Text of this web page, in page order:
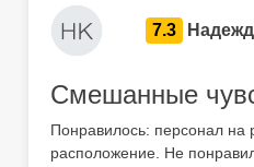
7.3
Смешанные
Понравилось: персонал
расположение. Не